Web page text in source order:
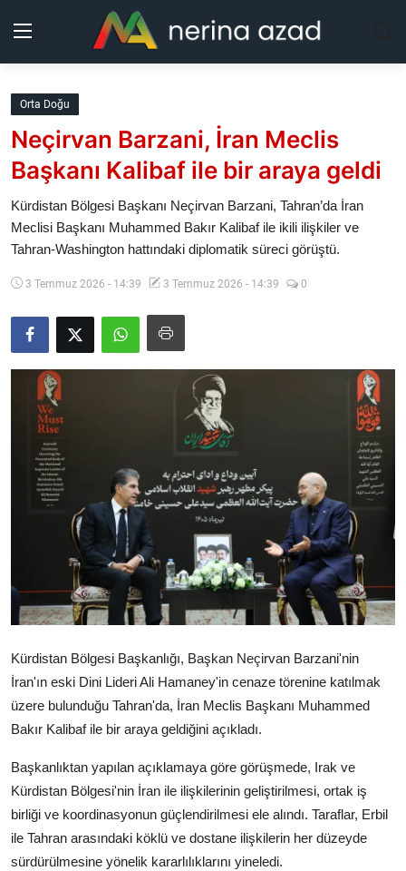
Kurdistan
Bölgeler
Güncel
Analiz
Makaleler
Galeri
Video
Yazarlar
Arşiv
Türkçe Kurdi
Orta Doğu
Neçirvan Barzani, İran Meclis
Başkanı Kalibaf ile bir araya geldi
Kürdistan Bölgesi Başkanı Neçirvan Barzani, Tahran’da İran
Meclisi Başkanı Muhammed Bakır Kalibaf ile ikili ilişkiler ve
Tahran-Washington hattındaki diplomatik süreci görüştü.
3 Temmuz 2026 - 14:39 3 Temmuz 2026 - 14:39 0
Kürdistan Bölgesi Başkanlığı, Başkan Neçirvan Barzani'nin
İran'ın eski Dini Lideri Ali Hamaney'in cenaze törenine katılmak
üzere bulunduğu Tahran'da, İran Meclis Başkanı Muhammed
Bakır Kalibaf ile bir araya geldiğini açıkladı.
Başkanlıktan yapılan açıklamaya göre görüşmede, Irak ve
Kürdistan Bölgesi'nin İran ile ilişkilerinin geliştirilmesi, ortak iş
birliği ve koordinasyonun güçlendirilmesi ele alındı. Taraflar, Erbil
ile Tahran arasındaki köklü ve dostane ilişkilerin her düzeyde
sürdürülmesine yönelik kararlılıklarını yineledi.